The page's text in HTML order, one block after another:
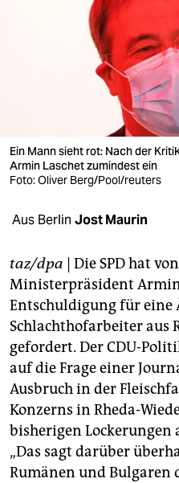
veranstaltungen
unterstützen
abo
genossenschaft
epaper login
Ein Mann sieht rot: Nach der
Armin Laschet zumindest ein
Foto: Oliver Berg/Pool/reuters
Aus Berlin Jost Maurin
taz/dpa | Die SPD hat
Ministerpräsident Armin
Entschuldigung für eine
Schlachthofarbeiter aus
gefordert. Der CDU-
auf die Frage einer
Ausbruch in der
Konzerns in Rheda-
bisherigen Lockerungen
„Das sagt darüber
Rumänen und Bulgaren